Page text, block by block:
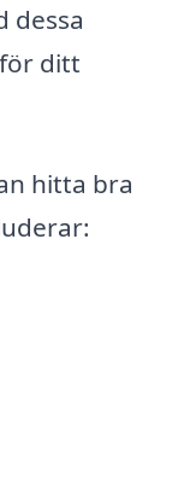
dessa
ditt
hitta bra